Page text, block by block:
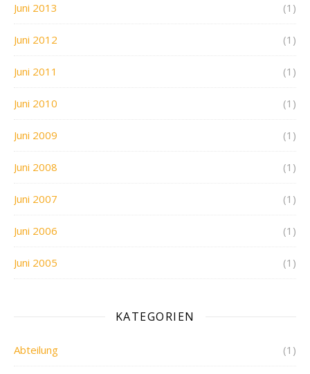
Juni 2013 (1)
Juni 2012 (1)
Juni 2011 (1)
Juni 2010 (1)
Juni 2009 (1)
Juni 2008 (1)
Juni 2007 (1)
Juni 2006 (1)
Juni 2005 (1)
KATEGORIEN
Abteilung (1)